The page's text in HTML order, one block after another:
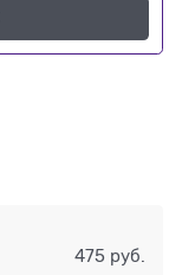
475 руб.